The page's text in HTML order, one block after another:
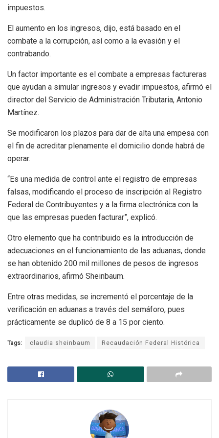
impuestos.
El aumento en los ingresos, dijo, está basado en el
combate a la corrupción, así como a la evasión y el
contrabando.
Un factor importante es el combate a empresas factureras
que ayudan a simular ingresos y evadir impuestos, afirmó el
director del Servicio de Administración Tributaria, Antonio
Martínez.
Se modificaron los plazos para dar de alta una empesa con
el fin de acreditar plenamente el domicilio donde habrá de
operar.
“Es una medida de control ante el registro de empresas
falsas, modificando el proceso de inscripción al Registro
Federal de Contribuyentes y a la firma electrónica con la
que las empresas pueden facturar”, explicó.
Otro elemento que ha contribuido es la introducción de
adecuaciones en el funcionamiento de las aduanas, donde
se han obtenido 200 mil millones de pesos de ingresos
extraordinarios, afirmó Sheinbaum.
Entre otras medidas, se incrementó el porcentaje de la
verificación en aduanas a través del semáforo, pues
prácticamente se duplicó de 8 a 15 por ciento.
Tags: claudia sheinbaum Recaudación Federal Histórica